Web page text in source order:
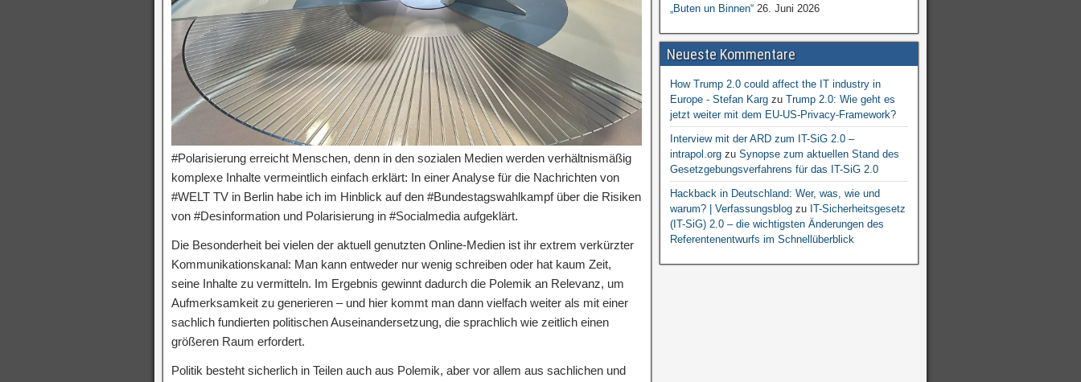
#Polarisierung erreicht Menschen, denn in den sozialen Medien werden verhältnismäßig
komplexe Inhalte vermeintlich einfach erklärt: In einer Analyse für die Nachrichten von
#WELT TV in Berlin habe ich im Hinblick auf den #Bundestagswahlkampf über die Risiken
von #Desinformation und Polarisierung in #Socialmedia aufgeklärt.
Die Besonderheit bei vielen der aktuell genutzten Online-Medien ist ihr extrem verkürzter
Kommunikationskanal: Man kann entweder nur wenig schreiben oder hat kaum Zeit,
seine Inhalte zu vermitteln. Im Ergebnis gewinnt dadurch die Polemik an Relevanz, um
Aufmerksamkeit zu generieren – und hier kommt man dann vielfach weiter als mit einer
sachlich fundierten politischen Auseinandersetzung, die sprachlich wie zeitlich einen
größeren Raum erfordert.
Politik besteht sicherlich in Teilen auch aus Polemik, aber vor allem aus sachlichen und
„Buten un Binnen“ 26. Juni 2026
Neueste Kommentare
How Trump 2.0 could affect the IT industry in
Europe - Stefan Kargzu Trump 2.0: Wie geht es
jetzt weiter mit dem EU-US-Privacy-Framework?
Interview mit der ARD zum IT-SiG 2.0 –
intrapol.orgzu Synopse zum aktuellen Stand des
Gesetzgebungsverfahrens für das IT-SiG 2.0
Hackback in Deutschland: Wer, was, wie und
warum? | Verfassungsblogzu IT-Sicherheitsgesetz
(IT-SiG) 2.0 – die wichtigsten Änderungen des
Referentenentwurfs im Schnellüberblick